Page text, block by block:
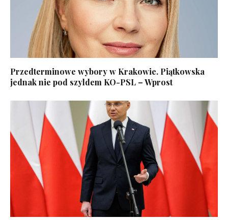
Przedterminowe wybory w Krakowie. Piątkowska
jednak nie pod szyldem KO-PSL – Wprost